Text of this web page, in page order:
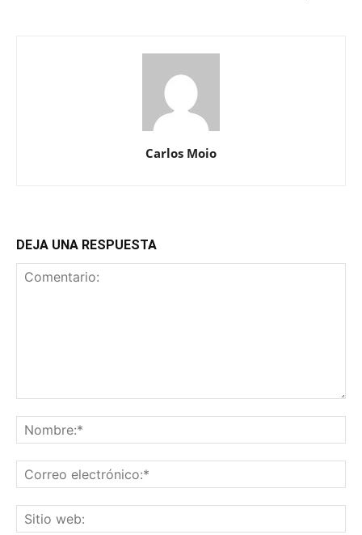
Carlos Moio
DEJA UNA RESPUESTA